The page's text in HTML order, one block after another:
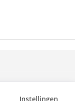
Instellingen